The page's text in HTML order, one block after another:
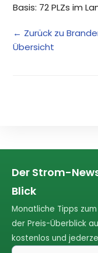
Basis: 72 PLZs im
← Zurück zu
Übersicht
Der Strom-
Blick
Monatliche Tipps
der Preis-Überblick
kostenlos und